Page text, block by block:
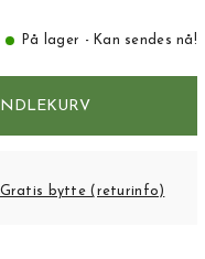
På lager - Kan sendes nå!
Gratis bytte (returinfo)